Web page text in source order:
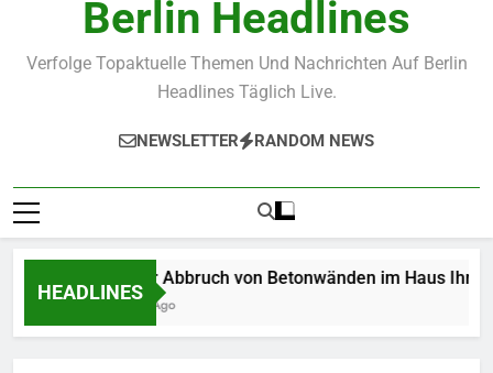
Berlin Headlines
Verfolge Topaktuelle Themen Und Nachrichten Auf Berlin
Headlines Täglich Live.
NEWSLETTER RANDOM NEWS
HEADLINES
Wie der Abbruch von Betonwänden im Haus Ihre
3 Weeks Ago